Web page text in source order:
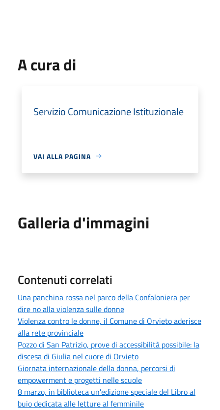
A cura di
Servizio Comunicazione Istituzionale
VAI ALLA PAGINA
Galleria d'immagini
Contenuti correlati
Una panchina rossa nel parco della Confaloniera per
dire no alla violenza sulle donne
Violenza contro le donne, il Comune di Orvieto aderisce
alla rete provinciale
Pozzo di San Patrizio, prove di accessibilità possibile: la
discesa di Giulia nel cuore di Orvieto
Giornata internazionale della donna, percorsi di
empowerment e progetti nelle scuole
8 marzo, in biblioteca un'edizione speciale del Libro al
buio dedicata alle letture al femminile